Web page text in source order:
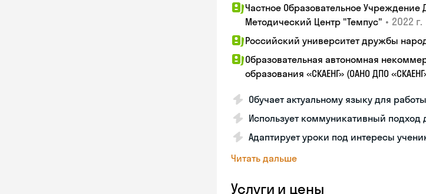
Частное Образовательное Учреждение
Методический Центр "Темпус" • 2022 г.
Российский университет дружбы
Образовательная автономная
образования «СКАЕНГ» (ОАНО ДПО
Обучает актуальному языку для
Использует коммуникативный
Адаптирует уроки под интересы
Читать дальше
Услуги и цены